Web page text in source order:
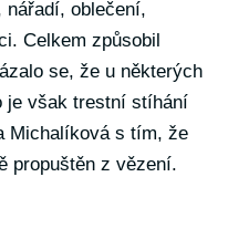
nářadí, oblečení,
Celkem způsobil
se, že u některých
je však trestní stíhání
Michalíková s tím, že
propuštěn z vězení.